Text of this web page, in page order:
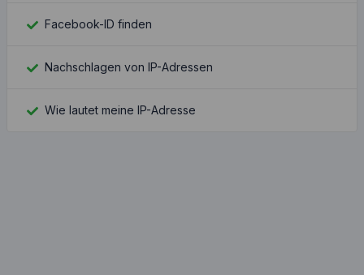
Facebook-ID finden
Nachschlagen von IP-Adressen
Wie lautet meine IP-Adresse